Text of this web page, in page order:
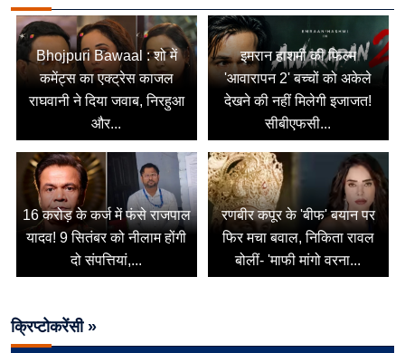
Bhojpuri Bawaal : शो में
कमेंट्स का एक्ट्रेस काजल
राघवानी ने दिया जवाब, निरहुआ
और...
इमरान हाशमी की फिल्म
'आवारापन 2' बच्चों को अकेले
देखने की नहीं मिलेगी इजाजत!
सीबीएफसी...
16 करोड़ के कर्ज में फंसे राजपाल
यादव! 9 सितंबर को नीलाम होंगी
दो संपत्तियां,...
रणबीर कपूर के 'बीफ' बयान पर
फिर मचा बवाल, निकिता रावल
बोलीं- 'माफी मांगो वरना...
क्रिप्टोकरेंसी »